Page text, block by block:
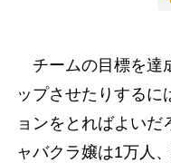
チームの目標を達
ップさせたりするに
ョンをとればよいだ
ャバクラ嬢は1万人